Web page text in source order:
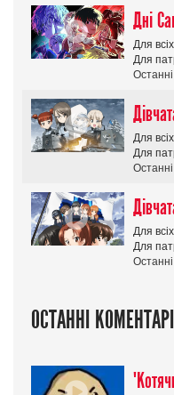
Для
Для
Для
Для
Для
Для
ОСТАННІ КОМЕНТАРІ